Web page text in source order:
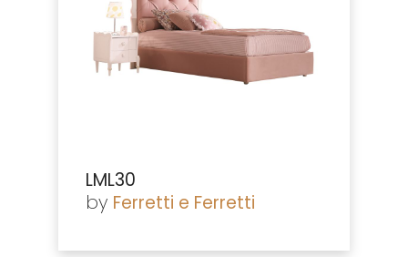
LML30
by Ferretti e Ferretti